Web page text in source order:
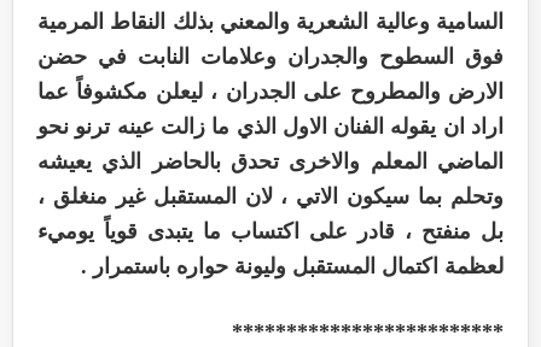
السامية وعالية الشعرية والمعني بذلك النقاط المرمية
فوق السطوح والجدران وعلامات النابت في حضن
الارض والمطروح على الجدران ، ليعلن مكشوفاً عما
اراد ان يقوله الفنان الاول الذي ما زالت عينه ترنو نحو
الماضي المعلم والاخرى تحدق بالحاضر الذي يعيشه
وتحلم بما سيكون الاتي ، لان المستقبل غير منغلق ،
بل منفتح ، قادر على اكتساب ما يتبدى قوياً يوميء
لعظمة اكتمال المستقبل وليونة حواره باستمرار .
*************************